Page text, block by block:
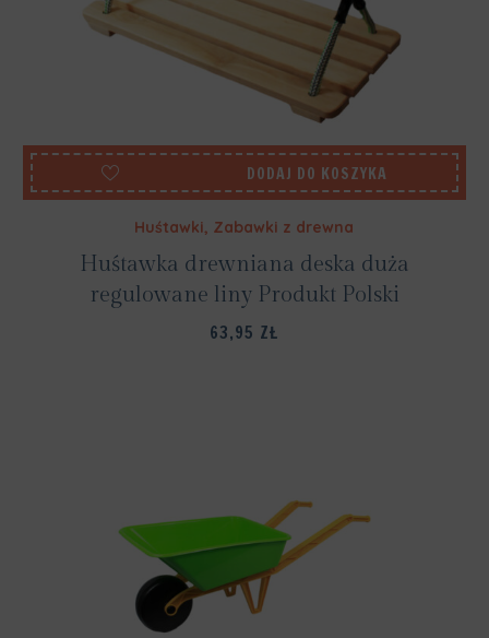
DODAJ DO KOSZYKA
Huśtawki, Zabawki z drewna
Huśtawka drewniana deska duża
regulowane liny Produkt Polski
63,95 ZŁ